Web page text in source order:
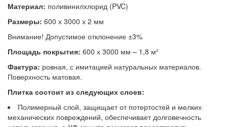
Материал: поливинилхлорид (PVC)
Размеры: 600 х 3000 х 2 мм
Внимание! Допустимое отклонение ±3%
Площадь покрытия: 600 х 3000 мм – 1,8 м²
Фактура: ровная, с имитацией натуральных материалов.
Поверхность матовая.
Плитка состоит из следующих слоев:
Полимерный слой, защищает от потертостей и мелких
механических повреждений, обеспечивает долговечность